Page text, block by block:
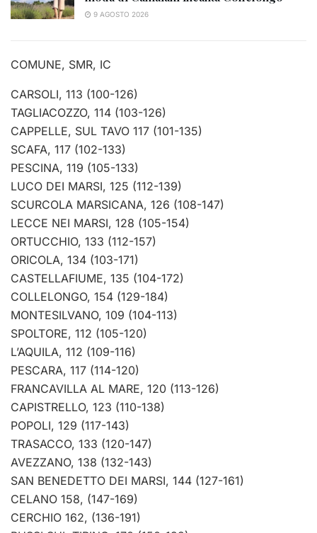
9 AGOSTO 2026
COMUNE, SMR, IC
CARSOLI, 113 (100-126)
TAGLIACOZZO, 114 (103-126)
CAPPELLE, SUL TAVO 117 (101-135)
SCAFA, 117 (102-133)
PESCINA, 119 (105-133)
LUCO DEI MARSI, 125 (112-139)
SCURCOLA MARSICANA, 126 (108-147)
LECCE NEI MARSI, 128 (105-154)
ORTUCCHIO, 133 (112-157)
ORICOLA, 134 (103-171)
CASTELLAFIUME, 135 (104-172)
COLLELONGO, 154 (129-184)
MONTESILVANO, 109 (104-113)
SPOLTORE, 112 (105-120)
L’AQUILA, 112 (109-116)
PESCARA, 117 (114-120)
FRANCAVILLA AL MARE, 120 (113-126)
CAPISTRELLO, 123 (110-138)
POPOLI, 129 (117-143)
TRASACCO, 133 (120-147)
AVEZZANO, 138 (132-143)
SAN BENEDETTO DEI MARSI, 144 (127-161)
CELANO 158, (147-169)
CERCHIO 162, (136-191)